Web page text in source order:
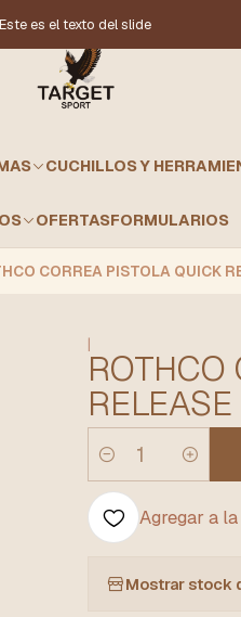
CUCHILLOS Y
OFERTASFORMULARIOS
Este es el texto del slide
CORREA PISTOLA QUICK
|
ROTHCO
Cantidad
Agregar a
Mostrar stock